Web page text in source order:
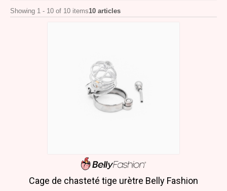
Showing 1 - 10 of 10 items10 articles
Cage de chasteté tige urètre Belly Fashion